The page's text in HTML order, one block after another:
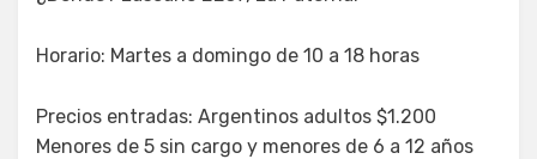
Horario: Martes a domingo de 10 a 18 horas
Precios entradas: Argentinos adultos $1.200
Menores de 5 sin cargo y menores de 6 a 12 años